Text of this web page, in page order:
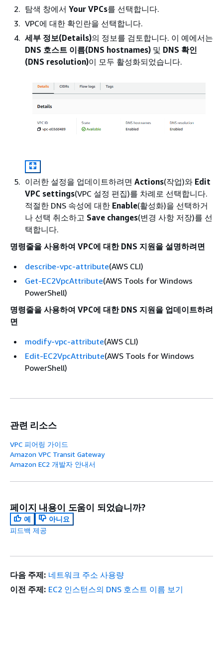
탐색 창에서 Your VPCs를 선택합니다.
VPC에 대한 확인란을 선택합니다.
세부 정보(Details)의 정보를 검토합니다. 이 예에서는
DNS 호스트 이름(DNS hostnames) 및 DNS 확인
(DNS resolution)이 모두 활성화되었습니다.
이러한 설정을 업데이트하려면 Actions(작업)와 Edit
VPC settings(VPC 설정 편집)를 차례로 선택합니다.
적절한 DNS 속성에 대한 Enable(활성화)을 선택하거
나 선택 취소하고 Save changes(변경 사항 저장)를 선
택합니다.
명령줄을 사용하여 VPC에 대한 DNS 지원을 설명하려면
describe-vpc-attribute(AWS CLI)
Get-EC2VpcAttribute(AWS Tools for Windows
PowerShell)
명령줄을 사용하여 VPC에 대한 DNS 지원을 업데이트하려
면
modify-vpc-attribute(AWS CLI)
Edit-EC2VpcAttribute(AWS Tools for Windows
PowerShell)
관련 리소스
VPC 피어링 가이드
Amazon VPC Transit Gateway
Amazon EC2 개발자 안내서
페이지 내용이 도움이 되었습니까?
예
아니요
피드백 제공
다음 주제: 네트워크 주소 사용량
이전 주제: EC2 인스턴스의 DNS 호스트 이름 보기